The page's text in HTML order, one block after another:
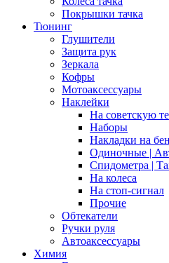
Покрышки тачка
Тюнинг
Глушители
Защита рук
Зеркала
Кофры
Мотоаксессуары
Наклейки
На советскую
Наборы
Накладки на
Одиночные |
Спидометра |
На колеса
На стоп-сигнал
Прочие
Обтекатели
Ручки руля
Автоаксессуары
Химия